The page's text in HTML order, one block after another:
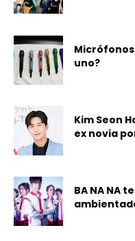
Micrófonos
uno?
Kim Seon
ex novia
BA NA NA